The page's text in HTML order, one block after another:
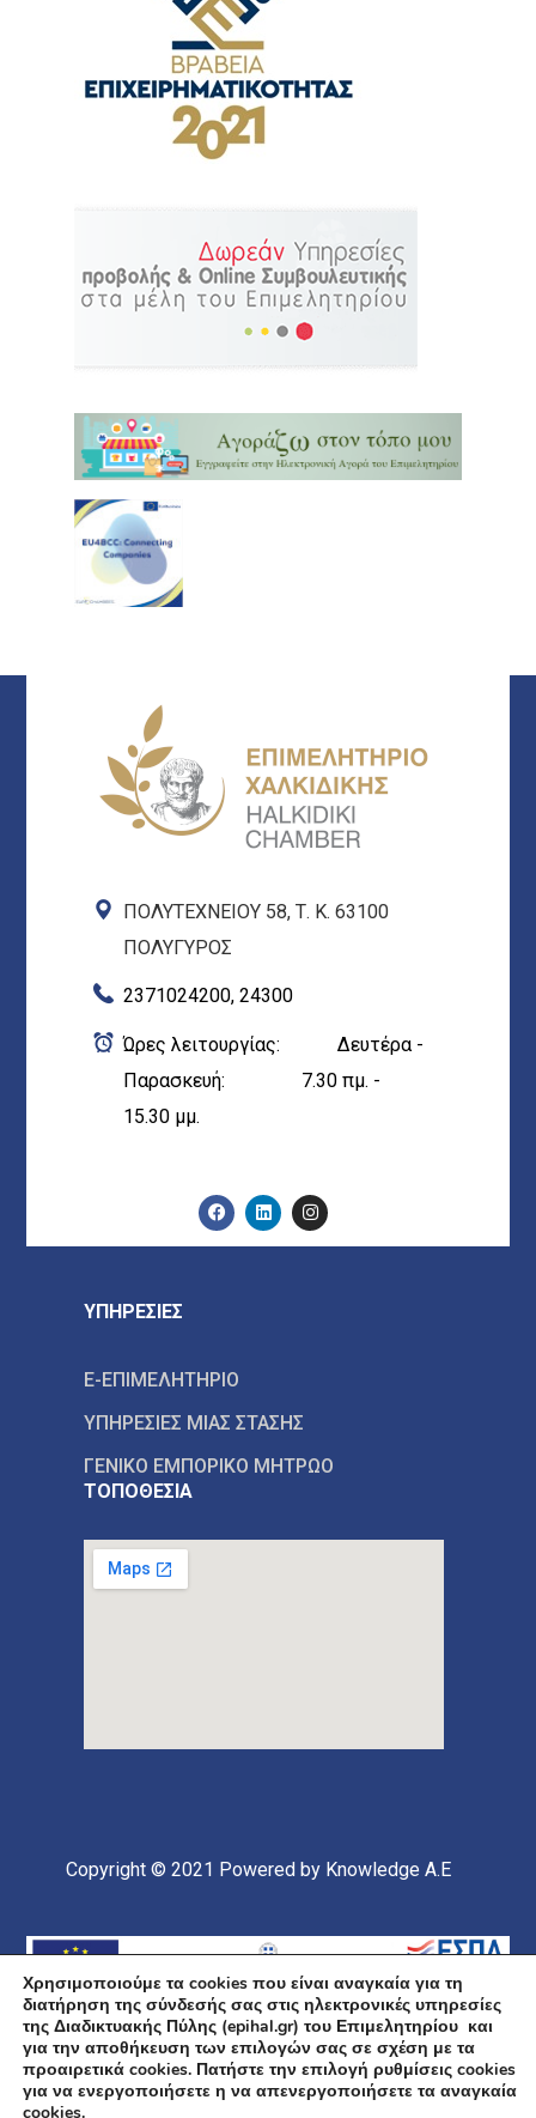
ΠΟΛΥΤΕΧΝΕΙΟΥ 58, Τ. Κ. 63100
ΠΟΛΥΓΥΡΟΣ
2371024200, 24300
Ώρες λειτουργίας: Δευτέρα -
Παρασκευή: 7.30 πμ. -
15.30 μμ.
ΥΠΗΡΕΣΙΕΣ
E-ΕΠΙΜΕΛΗΤΗΡΙΟ
ΥΠΗΡΕΣΙΕΣ ΜΙΑΣ ΣΤΑΣΗΣ
ΓΕΝΙΚΟ ΕΜΠΟΡΙΚΟ ΜΗΤΡΩΟ
ΤΟΠΟΘΕΣΙΑ
Copyright © 2021 Powered by Knowledge A.E
Υποέργο 1 Πράξης: «Ανάπτυξη και Αναβάθμιση
Χρησιμοποιούμε τα cookies που είναι αναγκαία για τη
διατήρηση της σύνδεσής σας στις ηλεκτρονικές υπηρεσίες
της Διαδικτυακής Πύλης (epihal.gr) του Επιμελητηρίου και
για την αποθήκευση των επιλογών σας σε σχέση με τα
προαιρετικά cookies. Πατήστε την επιλογή ρυθμίσεις cookies
για να ενεργοποιήσετε η να απενεργοποιήσετε τα αναγκαία
cookies.